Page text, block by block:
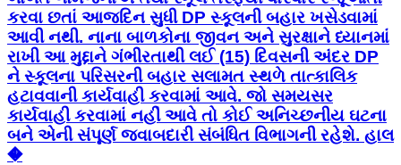
કરવા છતાં આજદિન સુધી DP સ્કૂલની બહાર ખસેડવામાં
આવી નથી. નાના બાળકોના જીવન અને સુરક્ષાને ધ્યાનમાં
રાખી આ મુદ્દાને ગંભીરતાથી લઈ (15) દિવસની અંદર DP
ને સ્કૂલના પરિસરની બહાર સલામત સ્થળે તાત્કાલિક
હટાવવાની કાર્યવાહી કરવામાં આવે. જો સમયસર
કાર્યવાહી કરવામાં નહીં આવે તો કોઈ અનિચ્છનીય ઘટના
બને એની સંપૂર્ણ જવાબદારી સંબંધિત વિભાગની રહેશે. હાલ
�